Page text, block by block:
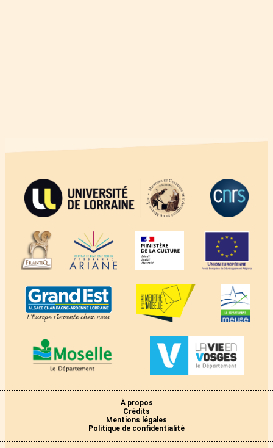
À propos
Crédits
Mentions légales
Politique de confidentialité